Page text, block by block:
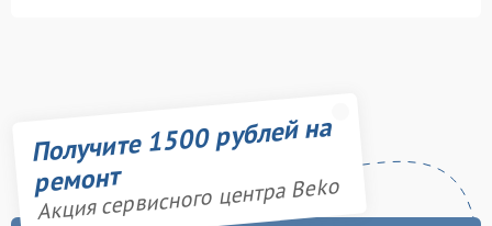
Получите 1500 рублей на
ремонт
Акция сервисного центра Beko